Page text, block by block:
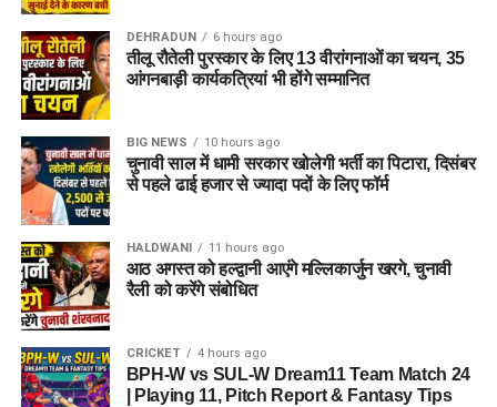
DEHRADUN 6 hours ago
तीलू रौतेली पुरस्कार के लिए 13 वीरांगनाओं का चयन, 35
आंगनबाड़ी कार्यकत्रियां भी होंगे सम्मानित
BIG NEWS 10 hours ago
चुनावी साल में धामी सरकार खोलेगी भर्ती का पिटारा, दिसंबर
से पहले ढाई हजार से ज्यादा पदों के लिए फॉर्म
HALDWANI 11 hours ago
आठ अगस्त को हल्द्वानी आएंगे मल्लिकार्जुन खरगे, चुनावी
रैली को करेंगे संबोधित
CRICKET 4 hours ago
BPH-W vs SUL-W Dream11 Team Match 24
| Playing 11, Pitch Report & Fantasy Tips